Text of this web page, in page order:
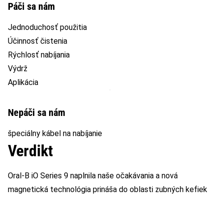
Páči sa nám
Jednoduchosť použitia
Účinnosť čistenia
Rýchlosť nabíjania
Výdrž
Aplikácia
Nepáči sa nám
špeciálny kábel na nabíjanie
Verdikt
Oral-B iO Series 9 naplnila naše očakávania a nová
magnetická technológia prináša do oblasti zubných kefiek